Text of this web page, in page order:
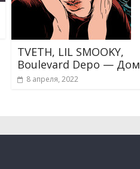
TVETH, LIL SMOOKY,
Boulevard Depo — Дом
8 апреля, 2022